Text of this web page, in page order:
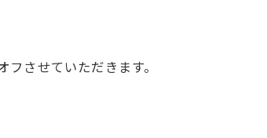
させていただきます。